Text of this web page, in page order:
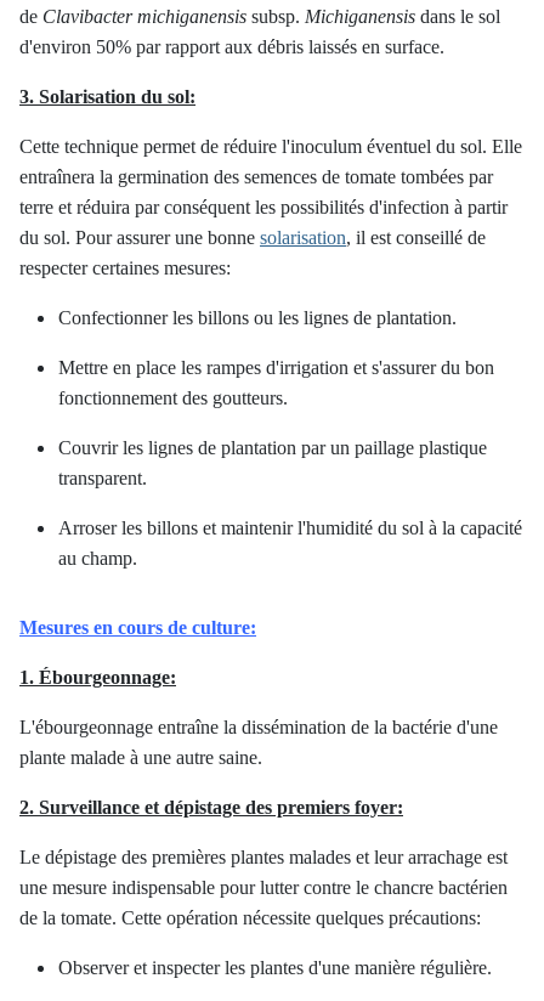
de Clavibacter michiganensis subsp. Michiganensis dans le sol
d'environ 50% par rapport aux débris laissés en surface.
3. Solarisation du sol:
Cette technique permet de réduire l'inoculum éventuel du sol. Elle
entraînera la germination des semences de tomate tombées par
terre et réduira par conséquent les possibilités d'infection à partir
du sol. Pour assurer une bonne solarisation, il est conseillé de
respecter certaines mesures:
Confectionner les billons ou les lignes de plantation.
Mettre en place les rampes d'irrigation et s'assurer du bon
fonctionnement des goutteurs.
Couvrir les lignes de plantation par un paillage plastique
transparent.
Arroser les billons et maintenir l'humidité du sol à la capacité
au champ.
Mesures en cours de culture:
1. Ébourgeonnage:
L'ébourgeonnage entraîne la dissémination de la bactérie d'une
plante malade à une autre saine.
2. Surveillance et dépistage des premiers foyer:
Le dépistage des premières plantes malades et leur arrachage est
une mesure indispensable pour lutter contre le chancre bactérien
de la tomate. Cette opération nécessite quelques précautions:
Observer et inspecter les plantes d'une manière régulière.